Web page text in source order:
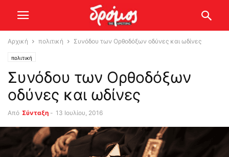
Αρχική πολιτική Συνόδου των Ορθοδόξων οδύνες και ωδίνες
πολιτική
Συνόδου των Ορθοδόξων
οδύνες και ωδίνες
Από Σύνταξη - 13 Ιουλίου, 2016